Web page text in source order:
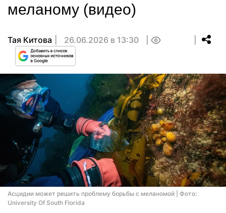
меланому (видео)
Тая Китова 26.06.2026 в 13:30
Асцидии может решить проблему борьбы с меланомой | Фото:
University Of South Florida